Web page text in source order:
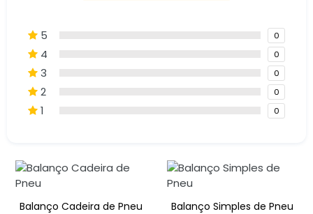
5 0
4 0
3 0
2 0
1 0
Balanço Cadeira de Pneu Balanço Simples de Pneu